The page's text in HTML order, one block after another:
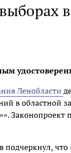
Ленобласти
в областной
Законопроект
что